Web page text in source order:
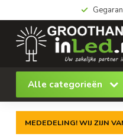
Alle categorieën
MEDEDELING! WIJ ZIJN